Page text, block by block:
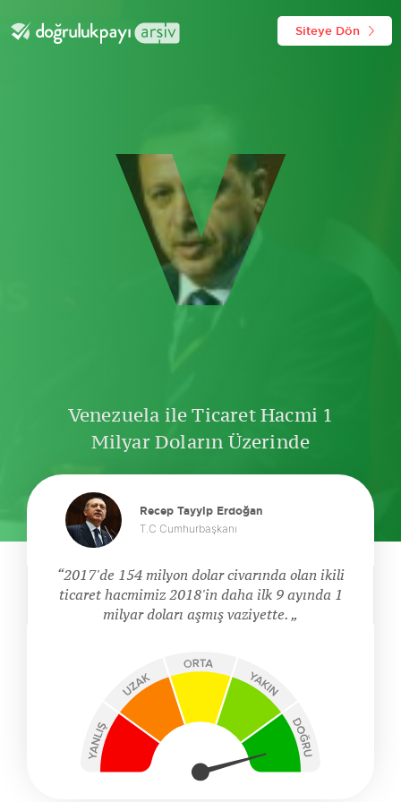
Siteye Dön
V
Venezuela ile Ticaret Hacmi 1
Milyar Doların Üzerinde
Recep Tayyip Erdoğan
T.C Cumhurbaşkanı
2017'de 154 milyon dolar civarında olan ikili
ticaret hacmimiz 2018'in daha ilk 9 ayında 1
milyar doları aşmış vaziyette.